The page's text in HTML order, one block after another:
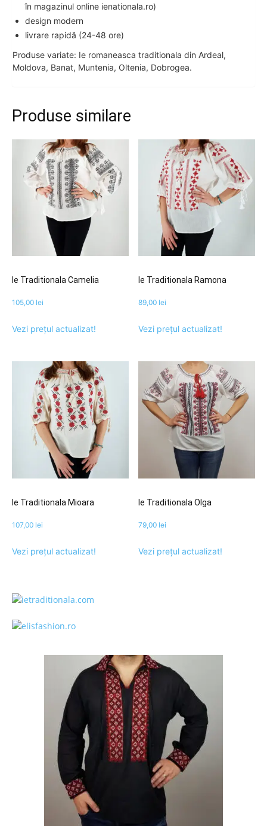
în magazinul online ienationala.ro)
design modern
livrare rapidă (24-48 ore)
Produse variate: Ie romaneasca traditionala din Ardeal,
Moldova, Banat, Muntenia, Oltenia, Dobrogea.
Produse similare
Ie Traditionala Camelia
105,00 lei
Vezi prețul actualizat!
Ie Traditionala Ramona
89,00 lei
Vezi prețul actualizat!
Ie Traditionala Mioara
107,00 lei
Vezi prețul actualizat!
Ie Traditionala Olga
79,00 lei
Vezi prețul actualizat!